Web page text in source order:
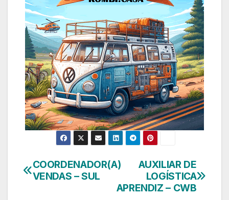
Navegação
AUXILIAR DE
LOGÍSTICA
APRENDIZ – CWB
COORDENADOR(A)
VENDAS – SUL